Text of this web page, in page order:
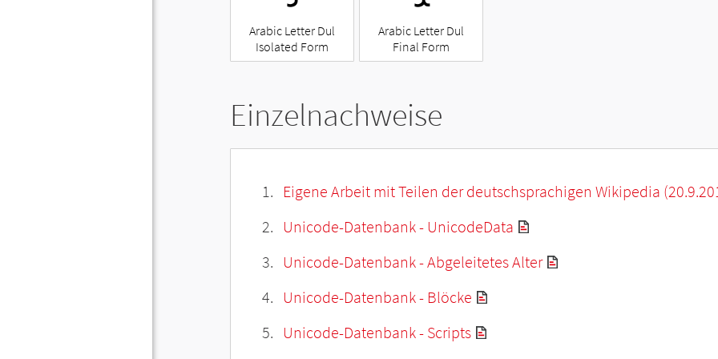
Arabic Letter Dul
Isolated Form
Arabic Letter Dul
Final Form
Einzelnachweise
Eigene Arbeit mit Teilen der deutschsprachigen Wikipedia
Unicode-Datenbank - UnicodeData
Unicode-Datenbank - Abgeleitetes Alter
Unicode-Datenbank - Blöcke
Unicode-Datenbank - Scripts